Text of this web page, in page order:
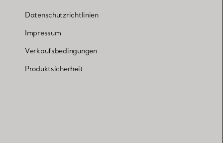
Datenschutzrichtlinien
Impressum
Verkaufsbedingungen
Produktsicherheit